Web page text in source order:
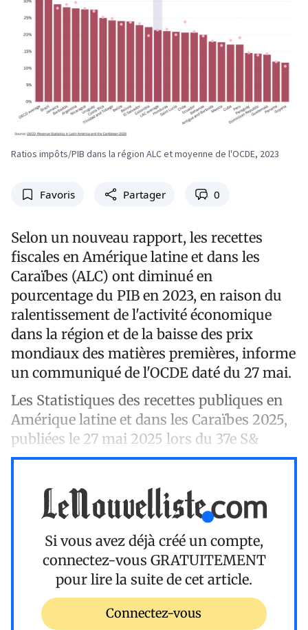
Ratios impôts/PIB dans la région ALC et moyenne de l'OCDE, 2023
Favoris Partager 0
Selon un nouveau rapport, les recettes
fiscales en Amérique latine et dans les
Caraïbes (ALC) ont diminué en
pourcentage du PIB en 2023, en raison du
ralentissement de l'activité économique
dans la région et de la baisse des prix
mondiaux des matières premières, informe
un communiqué de l'OCDE daté du 27 mai.
Les Statistiques des recettes publiques en
Amérique latine et dans les Caraïbes 2025,
publiées le 27 mai 2025 lors du 37e S&
Si vous avez déjà créé un compte,
connectez-vous GRATUITEMENT
pour lire la suite de cet article.
Connectez-vous